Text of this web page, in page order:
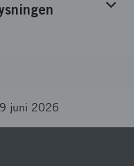
juni 2026